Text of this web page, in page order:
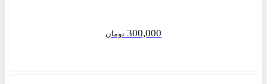
300,000 تومان